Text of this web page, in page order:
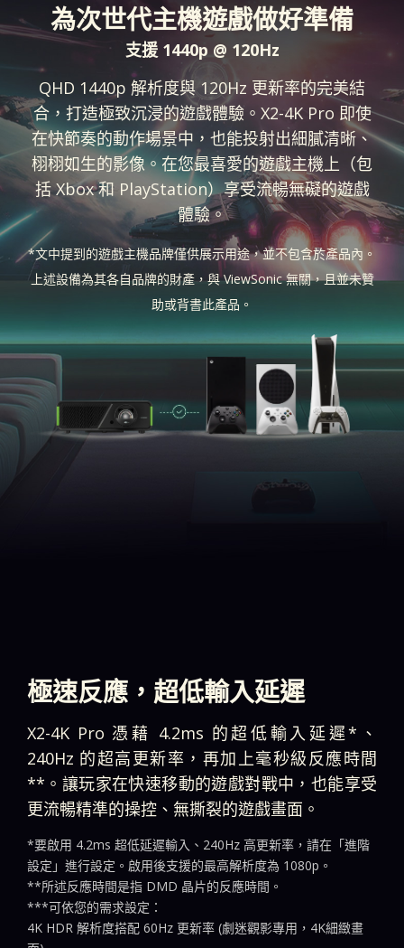
為次世代主機遊戲做好準備
支援 1440p @ 120Hz
QHD 1440p 解析度與 120Hz 更新率的完美結
合，打造極致沉浸的遊戲體驗。X2-4K Pro 即使
在快節奏的動作場景中，也能投射出細膩清晰、
栩栩如生的影像。在您最喜愛的遊戲主機上（包
括 Xbox 和 PlayStation）享受流暢無礙的遊戲
體驗。
*文中提到的遊戲主機品牌僅供展示用途，並不包含於產品內。
上述設備為其各自品牌的財產，與 ViewSonic 無關，且並未贊
助或背書此產品。
極速反應，超低輸入延遲
X2-4K Pro 憑藉 4.2ms 的超低輸入延遲*、
240Hz 的超高更新率，再加上毫秒級反應時間
**。讓玩家在快速移動的遊戲對戰中，也能享受
更流暢精準的操控、無撕裂的遊戲畫面。
*要啟用 4.2ms 超低延遲輸入、240Hz 高更新率，請在「進階
設定」進行設定。啟用後支援的最高解析度為 1080p。
**所述反應時間是指 DMD 晶片的反應時間。
***可依您的需求設定：
4K HDR 解析度搭配 60Hz 更新率 (劇迷觀影專用，4K細緻畫